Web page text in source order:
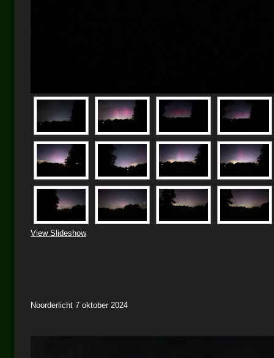
View Slideshow
Noorderlicht 7 oktober 2024